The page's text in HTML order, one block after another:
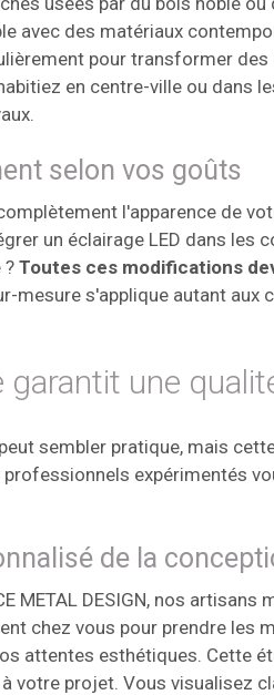
avec des matériaux
pour transformer
en centre-ville ou dans
selon vos goûts
l'apparence de
un éclairage LED dans les
? Toutes ces modifications
mesure s'applique autant aux
une
sembler pratique, mais
expérimentés
de la
METAL DESIGN, nos artisans
chez vous pour prendre les
attentes esthétiques. Cette
votre projet. Vous visualisez